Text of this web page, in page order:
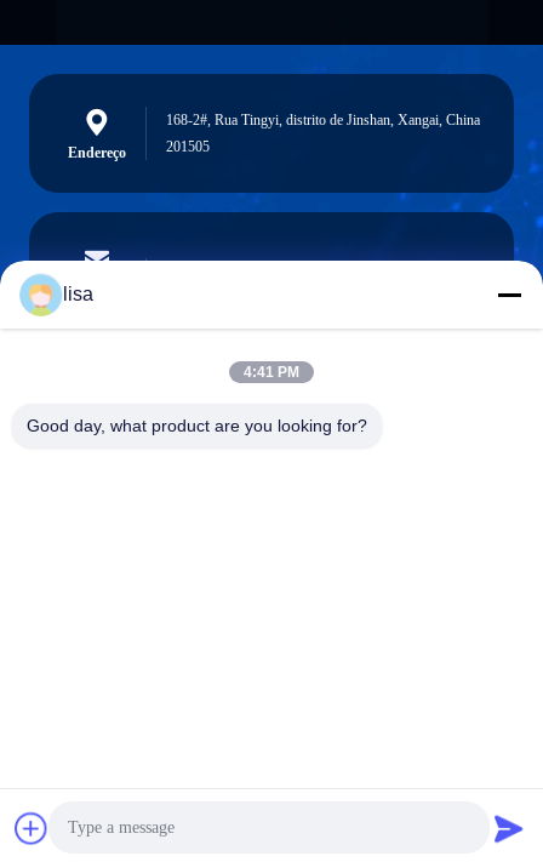
Obtenha o melhor preço
Endereço
168-2#, Rua Tingyi, distrito de Jinshan, Xangai, China
201505
E-mail
Telefone
lisa
4:41 PM
Good day, what product are you looking for?